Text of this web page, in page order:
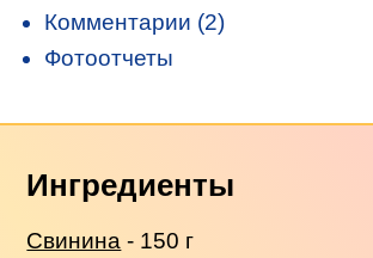
Комментарии (2)
Фотоотчеты
Ингредиенты
Свинина - 150 г